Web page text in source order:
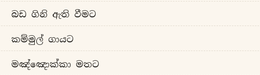
බඩ ගිනි ඇති වීමට
කම්මුල් ගායට
මඤ්ඤොක්කා මතට